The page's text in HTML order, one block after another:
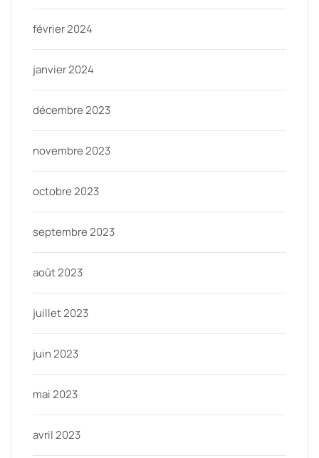
février 2024
janvier 2024
décembre 2023
novembre 2023
octobre 2023
septembre 2023
août 2023
juillet 2023
juin 2023
mai 2023
avril 2023